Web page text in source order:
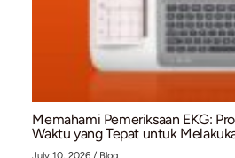
Mengenal Stent Graft
Penanganan Aneurisma